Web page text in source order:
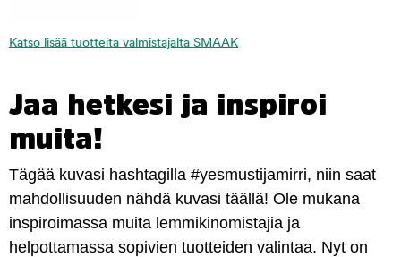
Katso lisää tuotteita valmistajalta SMAAK
Jaa hetkesi ja inspiroi
muita!
Tägää kuvasi hashtagilla #yesmustijamirri, niin saat
mahdollisuuden nähdä kuvasi täällä! Ole mukana
inspiroimassa muita lemmikinomistajia ja
helpottamassa sopivien tuotteiden valintaa. Nyt on